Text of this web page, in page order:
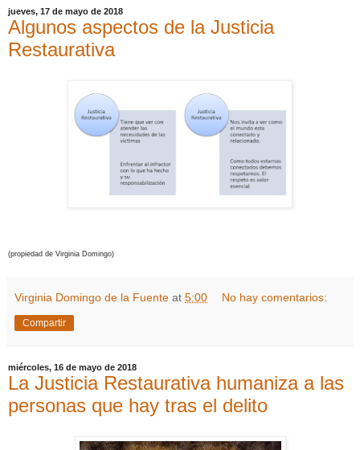
jueves, 17 de mayo de 2018
Algunos aspectos de la Justicia
Restaurativa
(propiedad de Virginia Domingo)
Virginia Domingo de la Fuente at 5:00 No hay comentarios:
Compartir
miércoles, 16 de mayo de 2018
La Justicia Restaurativa humaniza a las
personas que hay tras el delito